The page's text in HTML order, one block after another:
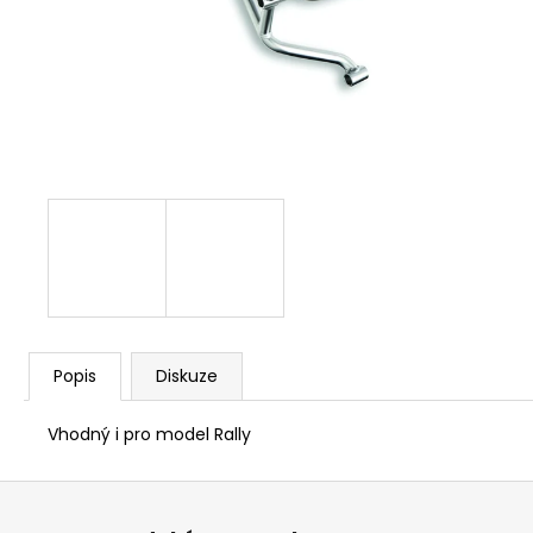
Popis Diskuze
Vhodný i pro model Rally
Z